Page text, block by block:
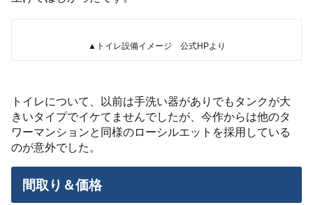
▲トイレ設備イメージ 公式HPより
トイレについて、以前は手洗い器がありでもタンクが大
きいタイプでイケてませんでしたが、今作からは他のタ
ワーマンションと同様のローシルエットを採用している
のが意外でした。
間取り＆価格